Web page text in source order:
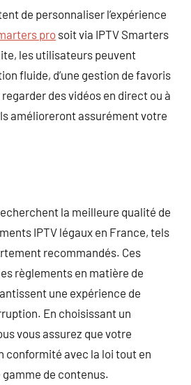
de personnaliser l’expérience
pro soit via IPTV Smarters
les utilisateurs peuvent
fluide, d’une gestion de favoris
des vidéos en direct ou à
amélioreront assurément votre
la meilleure qualité de
IPTV légaux en France, tels
recommandés. Ces
règlements en matière de
une expérience de
En choisissant un
vous assurez que votre
conformité avec la loi tout en
de contenus.